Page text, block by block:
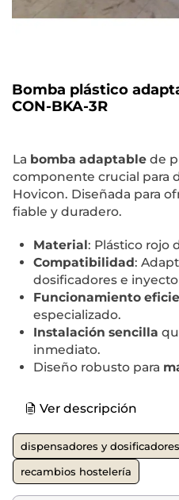
Bomba plástico
CON-BKA-3R
La bomba adaptable de
componente crucial para
Hovicon. Diseñada para
fiable y duradero.
Material: Plástico rojo
Compatibilidad:
dosificadores e
Funcionamiento
especializado.
Instalación sencilla
inmediato.
Diseño robusto para
Ver descripción
dispensadores y
recambios hostelería